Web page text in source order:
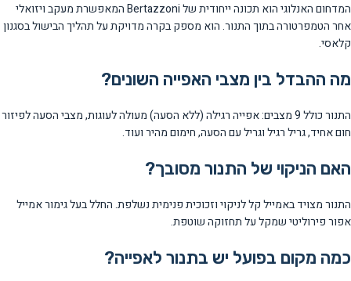
המדחום האנלוגי הוא תכונה ייחודית של Bertazzoni המאפשרת מעקב ויזואלי
אחר הטמפרטורה בתוך התנור. הוא מספק בקרה מדויקת על תהליך הבישול בסגנון
קלאסי.
מה ההבדל בין מצבי האפייה השונים?
התנור כולל 9 מצבים: אפייה רגילה (ללא הסעה) מעולה לעוגות, מצבי הסעה לפיזור
חום אחיד, גריל רגיל וגריל עם הסעה, חימום מהיר ועוד.
האם הניקוי של התנור מסובך?
התנור מצויד באמייל קל לניקוי וזכוכית פנימית נשלפת. החלל בעל גימור אמייל
אפור פירוליטי שמקל על תחזוקה שוטפת.
כמה מקום בפועל יש בתנור לאפייה?